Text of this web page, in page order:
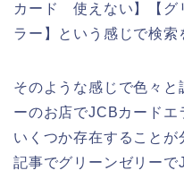
カード 使えない】【
ラー】という感じで検索
そのような感じで色々と
ーのお店でJCBカードエ
いくつか存在すること
記事でグリーンゼリー